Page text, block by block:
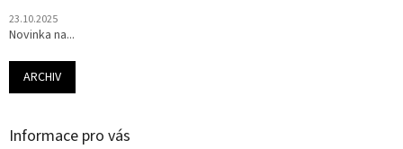
23.10.2025
Novinka na...
ARCHIV
Informace pro vás